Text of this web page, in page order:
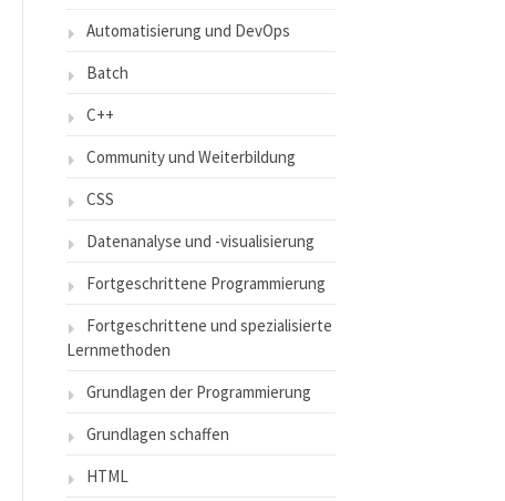
Automatisierung und DevOps
Batch
C++
Community und Weiterbildung
CSS
Datenanalyse und -visualisierung
Fortgeschrittene Programmierung
Fortgeschrittene und spezialisierte
Lernmethoden
Grundlagen der Programmierung
Grundlagen schaffen
HTML